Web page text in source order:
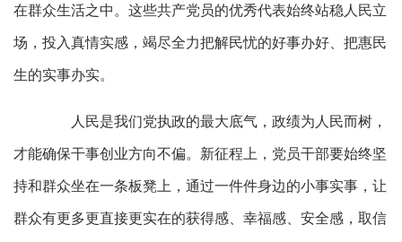
在群众生活之中。这些共产党员的优秀代表始终站稳人民立
场，投入真情实感，竭尽全力把解民忧的好事办好、把惠民
生的实事办实。
人民是我们党执政的最大底气，政绩为人民而树，
才能确保干事创业方向不偏。新征程上，党员干部要始终坚
持和群众坐在一条板凳上，通过一件件身边的小事实事，让
群众有更多更直接更实在的获得感、幸福感、安全感，取信